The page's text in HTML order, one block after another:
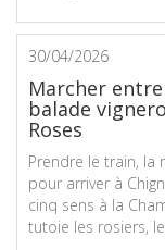
30/04/2026
Marcher
balade
Roses
Prendre le train, la
pour arriver à
cinq sens à la
tutoie les rosiers, le